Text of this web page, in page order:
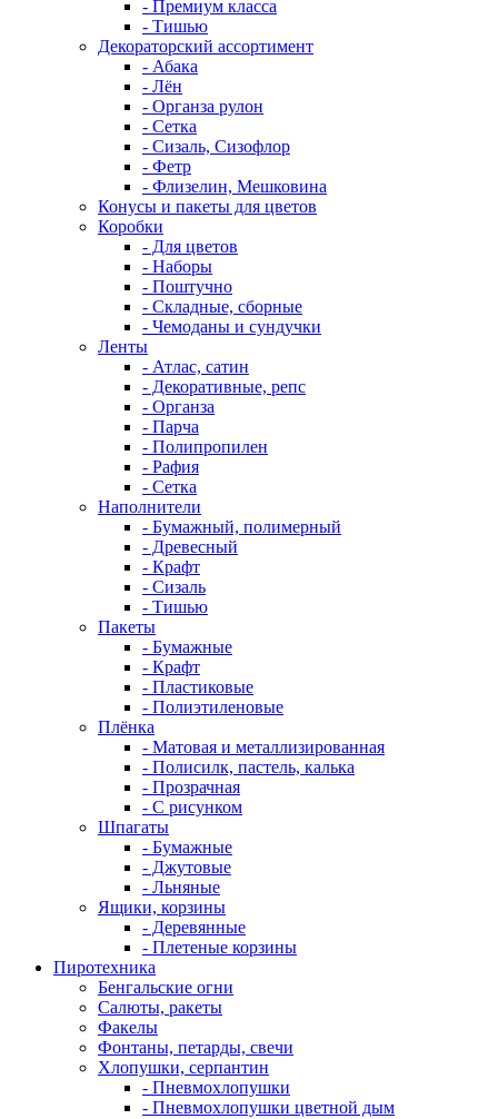
- Премиум класса
- Тишью
Декораторский ассортимент
- Абака
- Лён
- Органза рулон
- Сетка
- Сизаль, Сизофлор
- Фетр
- Флизелин, Мешковина
Конусы и пакеты для цветов
Коробки
- Для цветов
- Наборы
- Поштучно
- Складные, сборные
- Чемоданы и сундучки
Ленты
- Атлас, сатин
- Декоративные, репс
- Органза
- Парча
- Полипропилен
- Рафия
- Сетка
Наполнители
- Бумажный, полимерный
- Древесный
- Крафт
- Сизаль
- Тишью
Пакеты
- Бумажные
- Крафт
- Пластиковые
- Полиэтиленовые
Плёнка
- Матовая и металлизированная
- Полисилк, пастель, калька
- Прозрачная
- С рисунком
Шпагаты
- Бумажные
- Джутовые
- Льняные
Ящики, корзины
- Деревянные
- Плетеные корзины
Пиротехника
Бенгальские огни
Салюты, ракеты
Факелы
Фонтаны, петарды, свечи
Хлопушки, серпантин
- Пневмохлопушки
- Пневмохлопушки цветной дым